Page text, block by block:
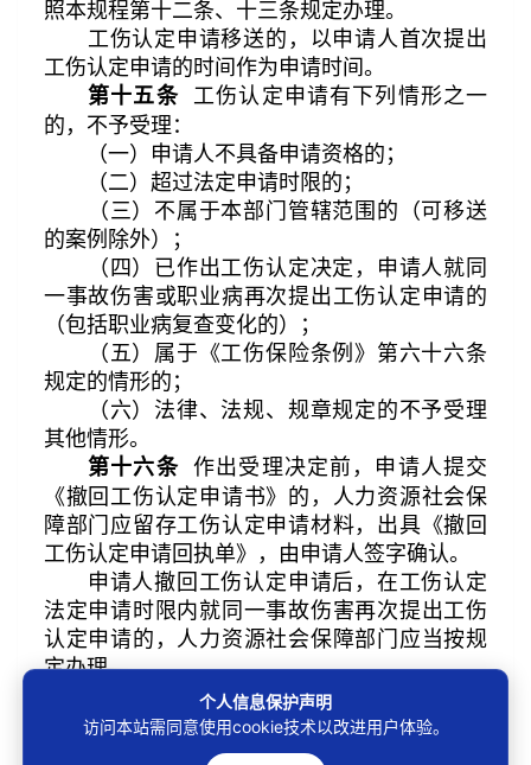
照本规程第十二条、十三条规定办理。
工伤认定申请移送的，以申请人首次提出
工伤认定申请的时间作为申请时间。
第十五条工伤认定申请有下列情形之一
的，不予受理：
（一）申请人不具备申请资格的；
（二）超过法定申请时限的；
（三）不属于本部门管辖范围的（可移送
的案例除外）；
（四）已作出工伤认定决定，申请人就同
一事故伤害或职业病再次提出工伤认定申请的
（包括职业病复查变化的）；
（五）属于《工伤保险条例》第六十六条
规定的情形的；
（六）法律、法规、规章规定的不予受理
其他情形。
第十六条作出受理决定前，申请人提交
《撤回工伤认定申请书》的，人力资源社会保
障部门应留存工伤认定申请材料，出具《撤回
工伤认定申请回执单》，由申请人签字确认。
申请人撤回工伤认定申请后，在工伤认定
法定申请时限内就同一事故伤害再次提出工伤
认定申请的，人力资源社会保障部门应当按规
定办理。
调查核实
第十七条职工或者其近亲属、工会组织认
为是工伤，用人单位不认为是工伤的，由用人
个人信息保护声明
访问本站需同意使用cookie技术以改进用户体验。